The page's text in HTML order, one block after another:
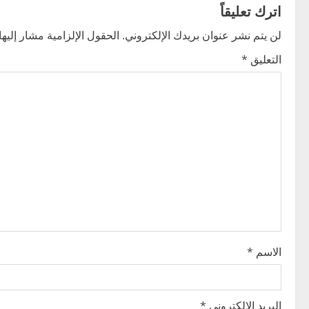
t
n
a
i
o
اترك تعليقاً
لن يتم نشر عنوان بريدك الإلكتروني. الحقول الإلزامية مشار
التعليق *
الاسم *
البريد الإلكتروني *